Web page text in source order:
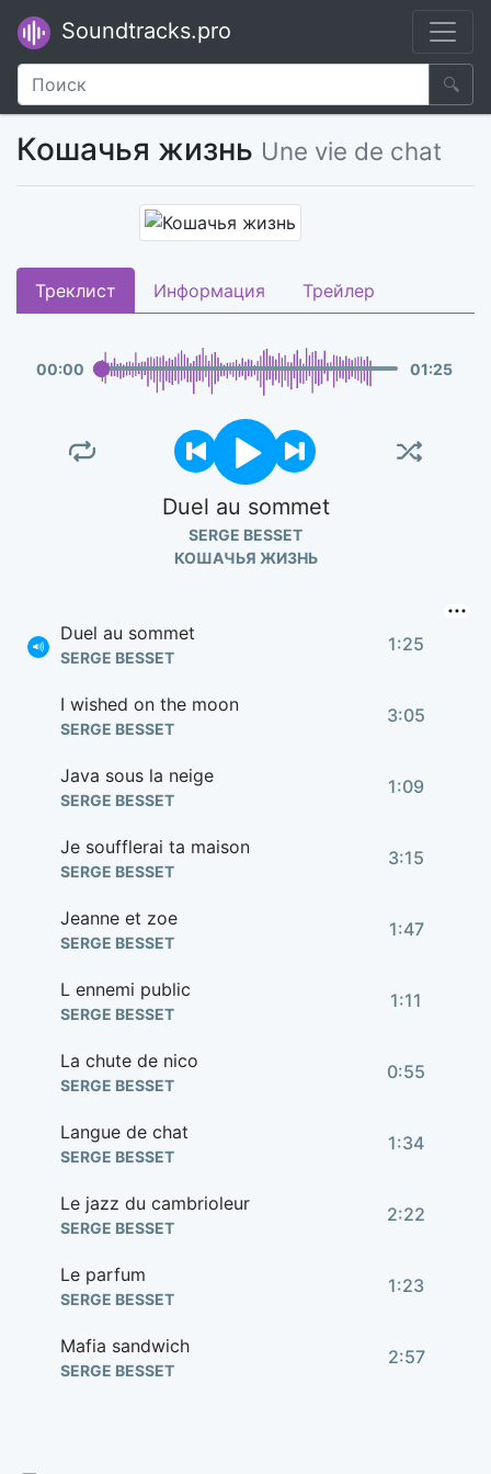
Soundtracks.pro
🔍
Кошачья жизнь Une vie de chat
Треклист Информация Трейлер
00:00 01:25
Duel au sommet
SERGE BESSET
КОШАЧЬЯ ЖИЗНЬ
Duel au sommet
SERGE BESSET
1:25
I wished on the moon
SERGE BESSET
3:05
Java sous la neige
SERGE BESSET
1:09
Je soufflerai ta maison
SERGE BESSET
3:15
Jeanne et zoe
SERGE BESSET
1:47
L ennemi public
SERGE BESSET
1:11
La chute de nico
SERGE BESSET
0:55
Langue de chat
SERGE BESSET
1:34
Le jazz du cambrioleur
SERGE BESSET
2:22
Le parfum
SERGE BESSET
1:23
Mafia sandwich
SERGE BESSET
2:57